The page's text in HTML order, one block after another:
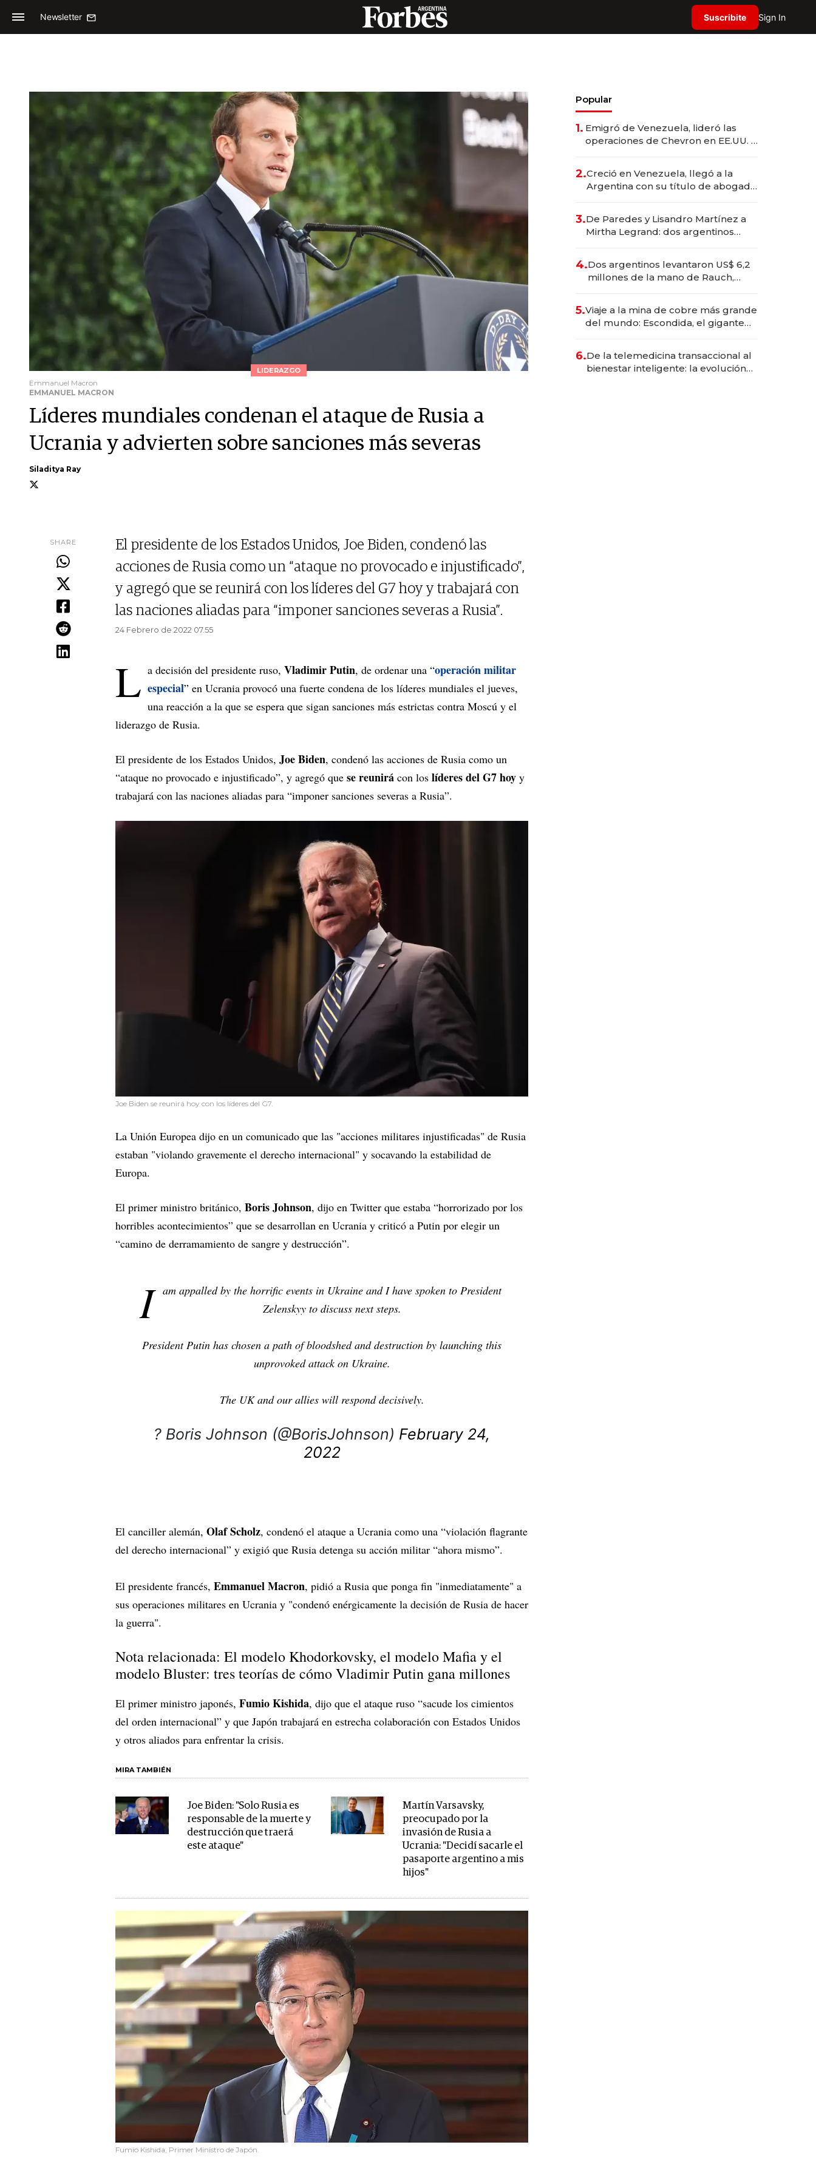
Newsletter Suscribite Sign In
LIDERAZGO
Emmanuel Macron
EMMANUEL MACRON
Líderes mundiales condenan el ataque de Rusia a
Ucrania y advierten sobre sanciones más severas
Siladitya Ray
SHARE
El presidente de los Estados Unidos, Joe Biden, condenó las
acciones de Rusia como un “ataque no provocado e injustificado”,
y agregó que se reunirá con los líderes del G7 hoy y trabajará con
las naciones aliadas para “imponer sanciones severas a Rusia”.
24 Febrero de 2022 07.55
L a decisión del presidente ruso, Vladimir Putin, de ordenar una “operación militar
especial” en Ucrania provocó una fuerte condena de los líderes mundiales el jueves,
una reacción a la que se espera que sigan sanciones más estrictas contra Moscú y el
liderazgo de Rusia.
El presidente de los Estados Unidos, Joe Biden, condenó las acciones de Rusia como un
“ataque no provocado e injustificado”, y agregó que se reunirá con los líderes del G7 hoy y
trabajará con las naciones aliadas para “imponer sanciones severas a Rusia”.
Joe Biden se reunirá hoy con los líderes del G7.
La Unión Europea dijo en un comunicado que las "acciones militares injustificadas" de Rusia
estaban "violando gravemente el derecho internacional" y socavando la estabilidad de
Europa.
El primer ministro británico, Boris Johnson, dijo en Twitter que estaba “horrorizado por los
horribles acontecimientos” que se desarrollan en Ucrania y criticó a Putin por elegir un
“camino de derramamiento de sangre y destrucción”.
I
am appalled by the horrific events in Ukraine and I have spoken to President
Zelenskyy to discuss next steps.
President Putin has chosen a path of bloodshed and destruction by launching this
unprovoked attack on Ukraine.
The UK and our allies will respond decisively.
? Boris Johnson (@BorisJohnson) February 24,
2022
El canciller alemán, Olaf Scholz, condenó el ataque a Ucrania como una “violación flagrante
del derecho internacional” y exigió que Rusia detenga su acción militar “ahora mismo”.
El presidente francés, Emmanuel Macron, pidió a Rusia que ponga fin "inmediatamente" a
sus operaciones militares en Ucrania y "condenó enérgicamente la decisión de Rusia de hacer
la guerra".
Nota relacionada: El modelo Khodorkovsky, el modelo Mafia y el
modelo Bluster: tres teorías de cómo Vladimir Putin gana millones
El primer ministro japonés, Fumio Kishida, dijo que el ataque ruso “sacude los cimientos
del orden internacional” y que Japón trabajará en estrecha colaboración con Estados Unidos
y otros aliados para enfrentar la crisis.
MIRA TAMBIÉN
Joe Biden: "Solo Rusia es
responsable de la muerte y
destrucción que traerá
este ataque"
Martín Varsavsky,
preocupado por la
invasión de Rusia a
Ucrania: "Decidí sacarle el
pasaporte argentino a mis
hijos"
Fumio Kishida, Primer Ministro de Japón.
Popular
1. Emigró de Venezuela, lideró las
operaciones de Chevron en EE.UU. y
2.Creció en Venezuela, llegó a la
Argentina con su título de abogado
marcas "fast premium"
3.De Paredes y Lisandro Martínez a
Mirtha Legrand: dos argentinos
deportivo y el cuidado corporal
4.Dos argentinos levantaron US$ 6,2
millones de la mano de Rauch,
5.Viaje a la mina de cobre más grande
del mundo: Escondida, el gigante
6.De la telemedicina transaccional al
bienestar inteligente: la evolución